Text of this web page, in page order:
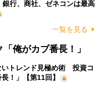
銀行、商社、ゼネコンは最高
一覧を見る
俺がカブ番長！」
いトレンド見極め術 投資コ
！」【第11回】